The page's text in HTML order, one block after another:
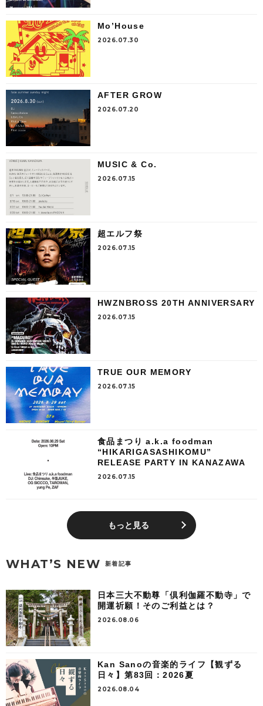
Mo’House
2026.07.30
AFTER GROW
2026.07.20
MUSIC & Co.
2026.07.15
超エルフ祭
2026.07.15
HWZNBROSS 20TH ANNIVERSARY
2026.07.15
TRUE OUR MEMORY
2026.07.15
食品まつり a.k.a foodman
“HIKARIGASASHIKOMU”
RELEASE PARTY IN KANAZAWA
2026.07.15
もっと見る
WHAT’S NEW 新着記事
日本三大不動尊「倶利伽羅不動寺」で
開運祈願！そのご利益とは？
2026.08.06
Kan Sanoの音楽的ライフ【観ずる
日々】第83回：2026夏
2026.08.04